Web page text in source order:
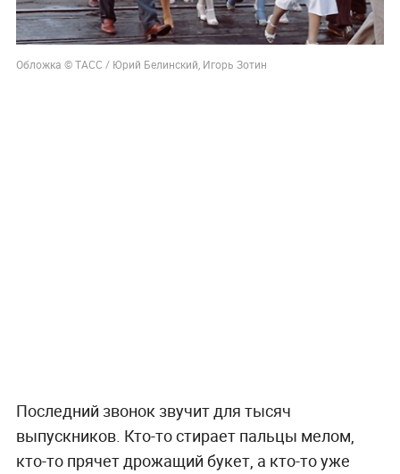
Обложка © ТАСС / Юрий Белинский, Игорь Зотин
Последний звонок звучит для тысяч
выпускников. Кто-то стирает пальцы мелом,
кто-то прячет дрожащий букет, а кто-то уже